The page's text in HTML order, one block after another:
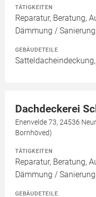
TÄTIGKEITEN
Reparatur, Beratung,
Dämmung /
GEBÄUDETEILE
Dachdeckerei
Enenvelde 73, 24536
Bornhöved)
TÄTIGKEITEN
Reparatur, Beratung,
Dämmung /
GEBÄUDETEILE